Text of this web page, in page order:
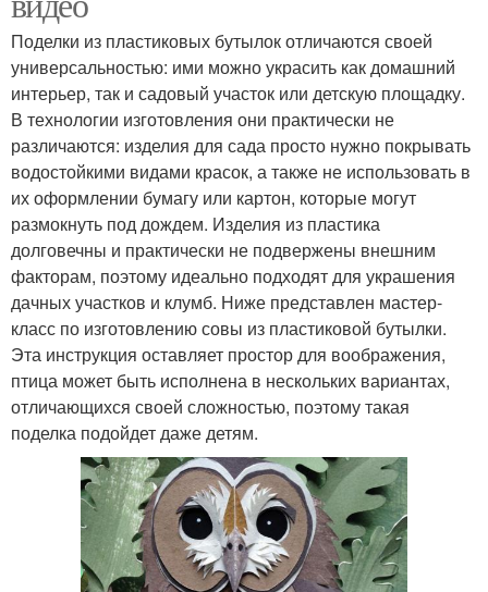
Поделки из пластиковых бутылок отличаются своей
универсальностью: ими можно украсить как домашний
интерьер, так и садовый участок или детскую площадку.
В технологии изготовления они практически не
различаются: изделия для сада просто нужно покрывать
водостойкими видами красок, а также не использовать в
их оформлении бумагу или картон, которые могут
размокнуть под дождем. Изделия из пластика
долговечны и практически не подвержены внешним
факторам, поэтому идеально подходят для украшения
дачных участков и клумб. Ниже представлен мастер-
класс по изготовлению совы из пластиковой бутылки.
Эта инструкция оставляет простор для воображения,
птица может быть исполнена в нескольких вариантах,
отличающихся своей сложностью, поэтому такая
поделка подойдет даже детям.